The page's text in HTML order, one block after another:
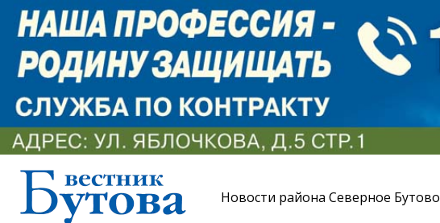
Новости района Северное Бутово